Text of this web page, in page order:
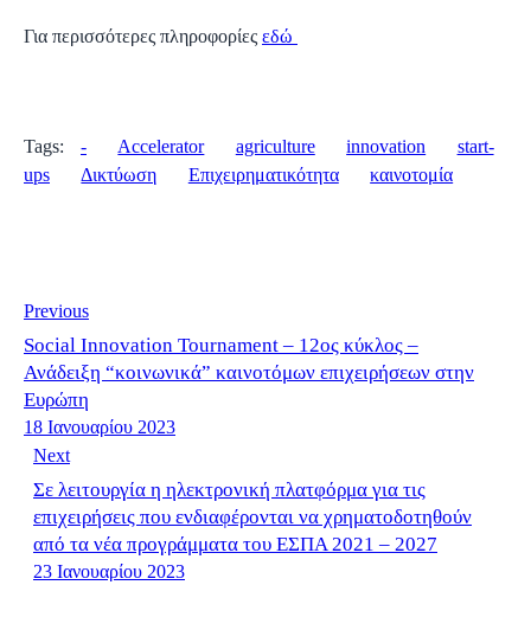
Για περισσότερες πληροφορίες εδώ
Tags: - Accelerator agriculture innovation
start-
ups
Δικτύωση Επιχειρηματικότητα καινοτομία
Previous
Social Innovation Tournament – 12ος κύκλος –
Ανάδειξη “κοινωνικά” καινοτόμων επιχειρήσεων στην
Ευρώπη
18 Ιανουαρίου 2023
Next
Σε λειτουργία η ηλεκτρονική πλατφόρμα για τις
επιχειρήσεις που ενδιαφέρονται να χρηματοδοτηθούν
από τα νέα προγράμματα του ΕΣΠΑ 2021 – 2027
23 Ιανουαρίου 2023